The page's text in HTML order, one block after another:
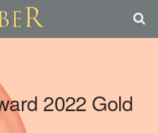
2022 Gold